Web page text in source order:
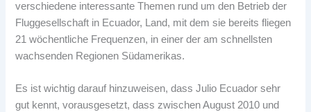
verschiedene interessante Themen rund um den Betrieb der
Fluggesellschaft in Ecuador, Land, mit dem sie bereits fliegen
21 wöchentliche Frequenzen, in einer der am schnellsten
wachsenden Regionen Südamerikas.
Es ist wichtig darauf hinzuweisen, dass Julio Ecuador sehr
gut kennt, vorausgesetzt, dass zwischen August 2010 und